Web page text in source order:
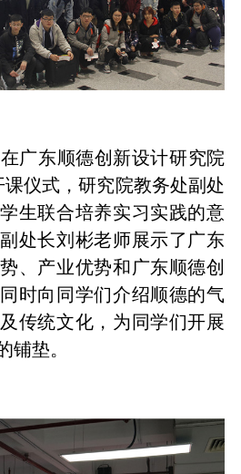
广东顺德创新设计研究院
仪式，研究院教务处副处
生联合培养实习实践的意
处长刘彬老师展示了广东
、产业优势和广东顺德创
时向同学们介绍顺德的气
传统文化，为同学们开展
铺垫。